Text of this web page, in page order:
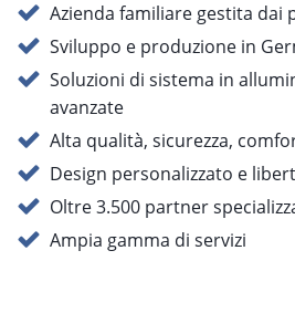
Azienda familiare gestita dai
Sviluppo e produzione in
Soluzioni di sistema in
avanzate
Alta qualità, sicurezza,
Design personalizzato e
Oltre 3.500 partner
Ampia gamma di servizi